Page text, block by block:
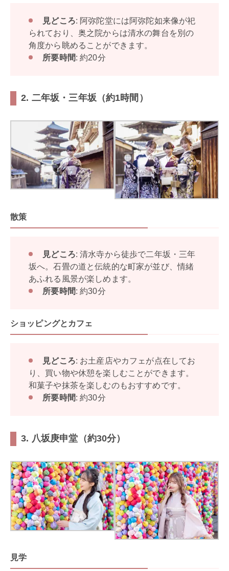
見どころ: 阿弥陀堂には阿弥陀如来像が祀
られており、奥之院からは清水の舞台を別の
角度から眺めることができます。
所要時間: 約20分
2. 二年坂・三年坂（約1時間）
散策
見どころ: 清水寺から徒歩で二年坂・三年
坂へ。石畳の道と伝統的な町家が並び、情緒
あふれる風景が楽しめます。
所要時間: 約30分
ショッピングとカフェ
見どころ: お土産店やカフェが点在してお
り、買い物や休憩を楽しむことができます。
和菓子や抹茶を楽しむのもおすすめです。
所要時間: 約30分
3. 八坂庚申堂（約30分）
見学